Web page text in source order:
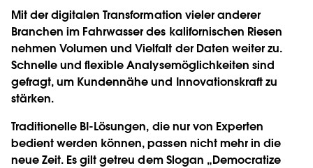
Mit der digitalen Transformation vieler anderer
Branchen im Fahrwasser des kalifornischen Riesen
nehmen Volumen und Vielfalt der Daten weiter zu.
Schnelle und flexible Analysemöglichkeiten sind
gefragt, um Kundennähe und Innovationskraft zu
stärken.
Traditionelle BI-Lösungen, die nur von Experten
bedient werden können, passen nicht mehr in die
neue Zeit. Es gilt getreu dem Slogan „Democratize